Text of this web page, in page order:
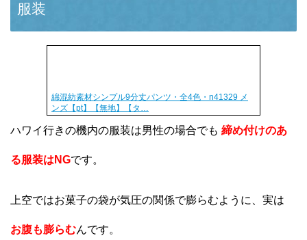
服装
綿混紡素材シンプル9分丈パンツ・全4色・n41329 メ
ンズ【pt】【無地】【タ…
ハワイ行きの機内の服装は男性の場合でも 締め付けのあ
る服装はNGです。
上空ではお菓子の袋が気圧の関係で膨らむように、実は
お腹も膨らむんです。